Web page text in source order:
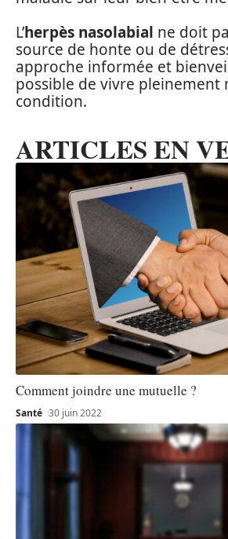
L’herpès nasolabial ne doit
source de honte ou de
approche informée et
possible de vivre pleinement
condition.
ARTICLES EN
Comment joindre une mutuelle ?
Santé 30 juin 2022